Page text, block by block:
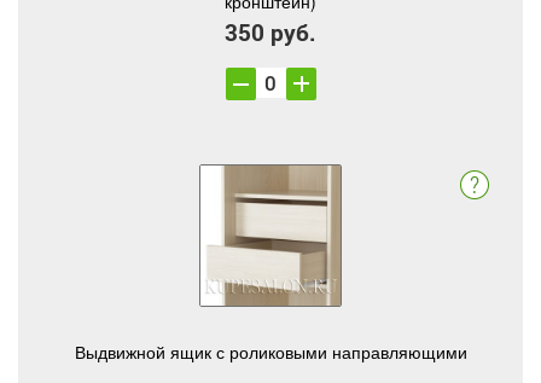
350 руб.
Выдвижной ящик с роликовыми направляющими